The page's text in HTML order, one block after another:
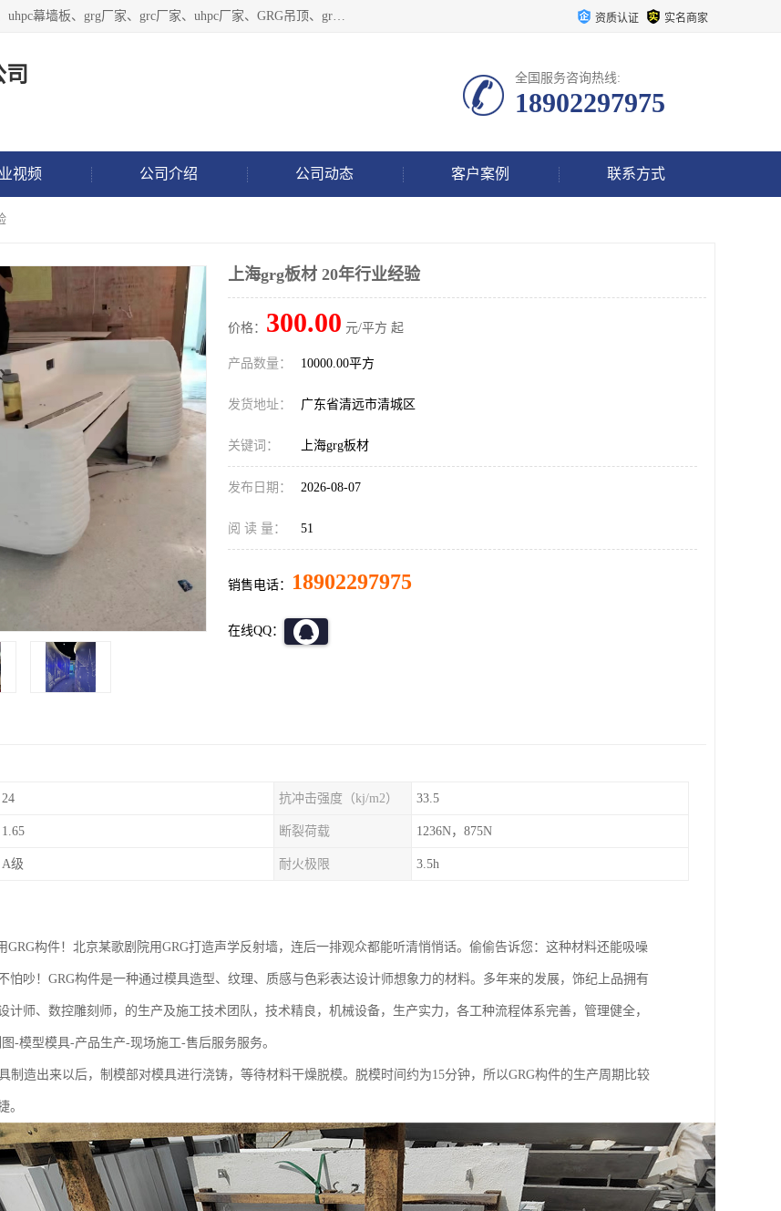
广东饰纪上品建材科技有限公司，主营grg材料、UHPC板、grc构件、uhpc幕墙板、grg厂家、grc厂家、uhpc厂家、GRG吊顶、grg石膏板、grg构件、外墙grc线条、grg造型、grg材料定制，uhpc高性能混凝土，uhpc构件，uhpc镂空挂板，grg材料生产厂家，广东grg厂家，广东grc厂家，联系方式*，2万平厂房，如果您对我公司的产品服务感兴趣，请联系我们。 资质认证 实名商家
全国服务咨询热线:
18902297975
视频 公司介绍 公司动态 客户案例 联系方式
上海grg板材 20年行业经验
价格： 300.00 元/平方 起
产品数量： 10000.00平方
发货地址： 广东省清远市清城区
关键词： 上海grg板材
发布日期： 2026-08-07
阅 读 量： 51
销售电话： 18902297975
在线QQ：
24 抗冲击强度（kj/m2） 33.5
1.65 断裂荷载 1236N，875N
A级 耐火极限 3.5h
GRG构件！北京某歌剧院用GRG打造声学反射墙，连后一排观众都能听清悄悄话。偷偷告诉您：这种材料还能吸噪
怕吵！GRG构件是一种通过模具造型、纹理、质感与色彩表达设计师想象力的材料。多年来的发展，饰纪上品拥有
计师、数控雕刻师，的生产及施工技术团队，技术精良，机械设备，生产实力，各工种流程体系完善，管理健全，
-模型模具-产品生产-现场施工-售后服务服务。
制造出来以后，制模部对模具进行浇铸，等待材料干燥脱模。脱模时间约为15分钟，所以GRG构件的生产周期比较
。